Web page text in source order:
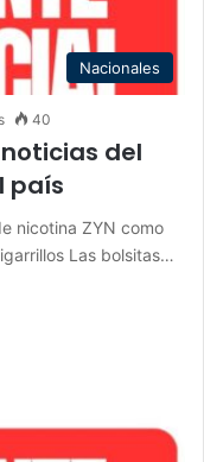
Nacionales
40
del
país
nicotina ZYN como
Las bolsitas…